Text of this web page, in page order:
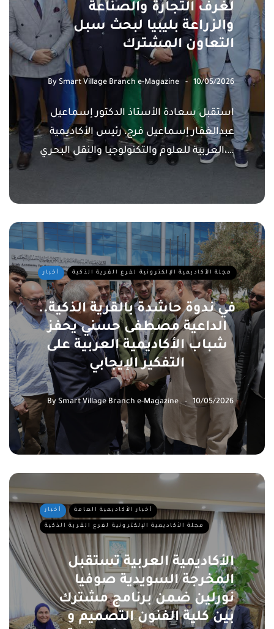
لغرف التجارة والصناعة
والزراعة بليبيا لبحث سبل
التعاون المشترك
By Smart Village Branch e-Magazine 10/05/2026
استقبل سعادة الأستاذ الدكتور إسماعيل
عبدالغفار إسماعيل فرج، رئيس الأكاديمية
العربية للعلوم والتكنولوجيا والنقل البحري،…
أخبار مجلة الأكاديمية الإلكترونية لفرع القرية الذكية
في ندوة حاشدة بالقرية الذكية..
الداعية مصطفى حسني يحفز
شباب الأكاديمية العربية على
التفكير الإيجابي
By Smart Village Branch e-Magazine 10/05/2026
أخبار أخبار الأكاديمية العامة
مجلة الأكاديمية الإلكترونية لفرع القرية الذكية
الأكاديمية العربية تستقبل
المخرجة السويدية صوفيا
نورلين ضمن برنامج مشترك
بين كلية الفنون التصميم و